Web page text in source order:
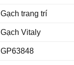
Gạch trang trí
Gạch Vitaly
GP63848